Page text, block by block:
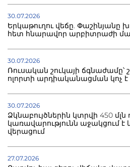
30.07.2026
Երկաթուղու վեճը. Փաշինյանը
հետ հնարավոր արբիտրաժի
30.07.2026
Ռուսական շուկայի
ոլորտի արդիականացման կոչ է
30.07.2026
Ձկնաբույծներին կտրվի 450 մլն
կառավարությունն աջակցում
վերացում
27.07.2026